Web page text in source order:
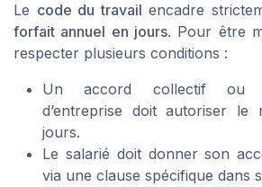
Le code du travail encadre
forfait annuel en jours. Pour être
respecter plusieurs conditions :
Un accord collectif ou
d’entreprise doit autoriser
jours.
Le salarié doit donner son
via une clause spécifique dans